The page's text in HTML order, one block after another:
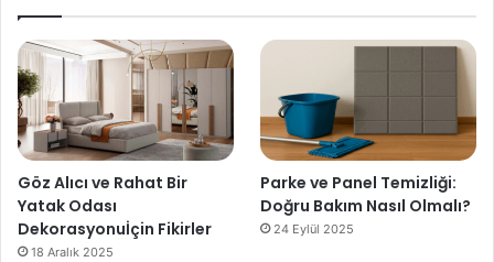
Göz Alıcı ve Rahat Bir
Yatak Odası
Dekorasyonuİçin Fikirler
18 Aralık 2025
Parke ve Panel Temizliği:
Doğru Bakım Nasıl Olmalı?
24 Eylül 2025